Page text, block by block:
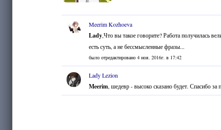
Meerim Kozhoeva
Lady,Что вы такое говорите? Работа получилась
есть суть, а не бессмысленные фразы...
было отредактировано 4 ноя. 2016г. в 17:42
Lady Lezion
Meerim, шедевр - высоко сказано будет. Спасибо